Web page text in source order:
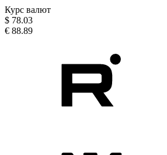
Курс валют
$ 78.03
€ 88.89